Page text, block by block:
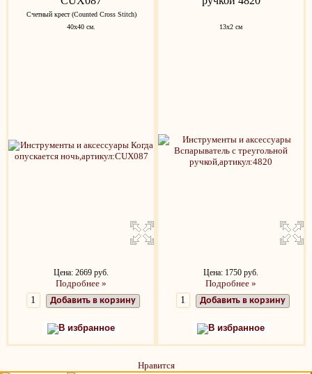
Счетный крест (Counted Cross Stitch)
40х40 см.
Цена: 2669 руб.
Подробнее »
Добавить в корзину
В избранное
13x2 см
Цена: 1750 руб.
Подробнее »
Добавить в корзину
В избранное
Нравится